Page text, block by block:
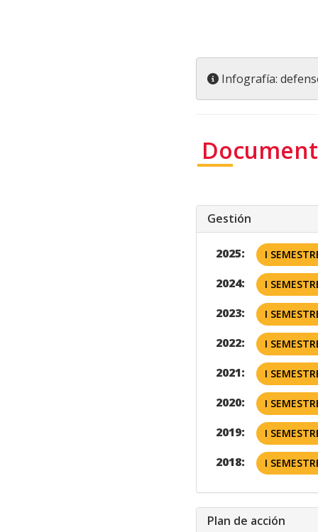
Infografía:
Gestión
2025: I
2024: I
2023: I
2022: I
2021: I
2020: I
2019: I
2018: I
Plan de acción